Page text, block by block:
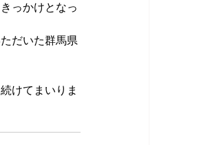
っかけとなっ
だいた群馬県
けてまいりま